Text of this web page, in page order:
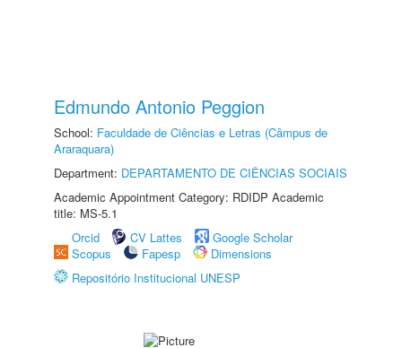
Edmundo Antonio Peggion
School: Faculdade de Ciências e Letras (Câmpus de
Araraquara)
Department: DEPARTAMENTO DE CIÊNCIAS SOCIAIS
Academic Appointment Category: RDIDP Academic
title: MS-5.1
Orcid
CV Lattes
Google Scholar
Scopus
Fapesp
Dimensions
Repositório Institucional UNESP